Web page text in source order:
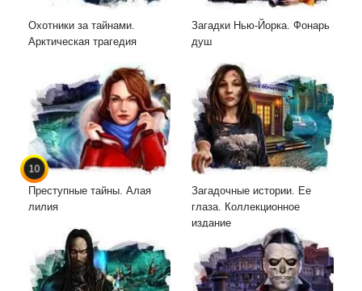
Охотники за тайнами.
Арктическая трагедия
Загадки Нью-Йорка. Фонарь
душ
10
Преступные тайны. Алая
лилия
Загадочные истории. Ее
глаза. Коллекционное
издание